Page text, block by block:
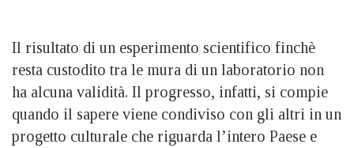
Il risultato di un esperimento scientifico finchè
resta custodito tra le mura di un laboratorio non
ha alcuna validità. Il progresso, infatti, si compie
quando il sapere viene condiviso con gli altri in un
progetto culturale che riguarda l’intero Paese e